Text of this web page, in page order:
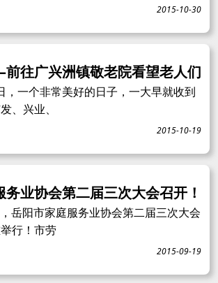
2015-10-30
往广兴洲镇敬老院看望老人们
，一个非常美好的日子，一大早就收到
、兴业、
2015-10-19
业协会第二届三次大会召开！
岳阳市家庭服务业协会第二届三次大会
行！市劳
2015-09-19